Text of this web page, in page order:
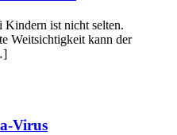
ist nicht selten.
Weitsichtigkeit kann der
Virus